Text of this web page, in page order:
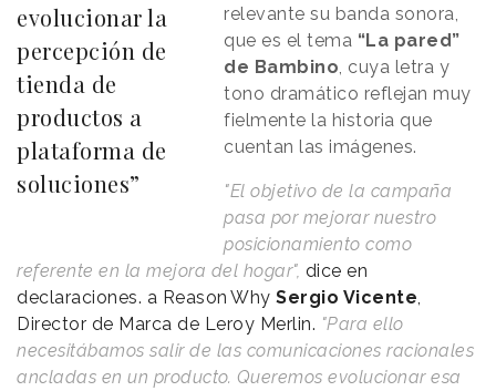
evolucionar la
percepción de
tienda de
productos a
plataforma de
soluciones”
relevante su banda sonora,
que es el tema “La pared”
de Bambino, cuya letra y
tono dramático reflejan muy
fielmente la historia que
cuentan las imágenes.
"El objetivo de la campaña
pasa por mejorar nuestro
posicionamiento como
referente en la mejora del hogar", dice en
declaraciones. a Reason Why Sergio Vicente,
Director de Marca de Leroy Merlin. "Para ello
necesitábamos salir de las comunicaciones racionales
ancladas en un producto. Queremos evolucionar esa